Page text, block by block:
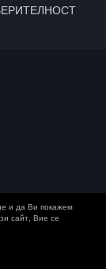
и да Ви покажем
сайт, Вие се